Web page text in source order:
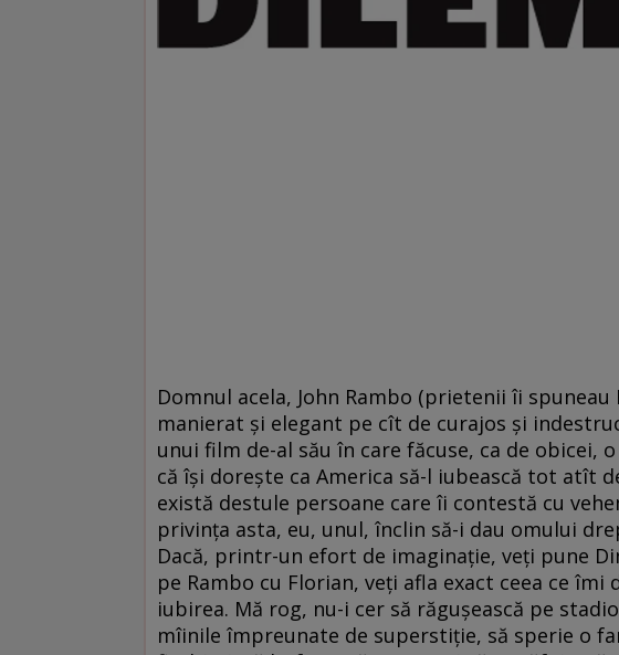
Domnul acela, John Rambo (prietenii îi
manierat şi elegant pe cît de curajos şi
unui film de-al său în care făcuse, ca de obicei,
că îşi doreşte ca America să-l iubească tot atît
există destule persoane care îi contestă cu
privinţa asta, eu, unul, înclin să-i dau omului
Dacă, printr-un efort de imaginaţie, veţi pune
pe Rambo cu Florian, veţi afla exact ceea ce
iubirea. Mă rog, nu-i cer să răguşească pe
mîinile împreunate de superstiţie, să sperie o